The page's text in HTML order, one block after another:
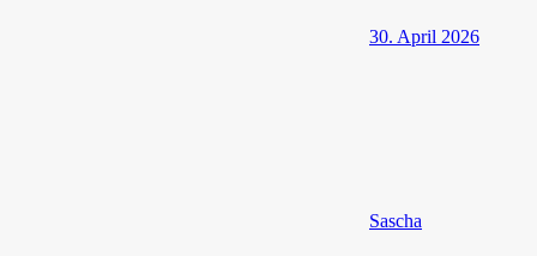
30. April 2026
Sascha